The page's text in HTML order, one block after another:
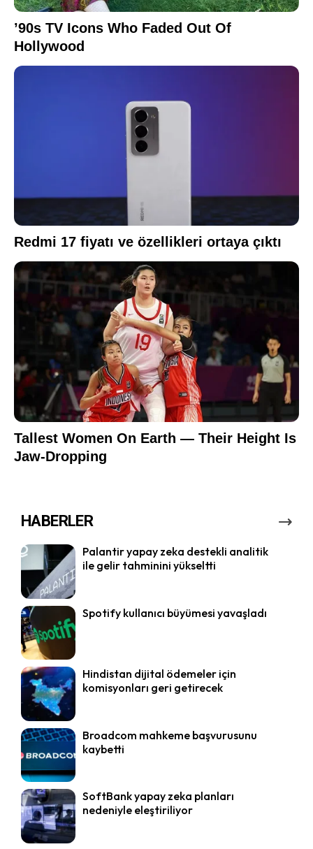
HABERLER
Palantir yapay zeka destekli analitik
ile gelir tahminini yükseltti
Spotify kullanıcı büyümesi yavaşladı
Hindistan dijital ödemeler için
komisyonları geri getirecek
Broadcom mahkeme başvurusunu
kaybetti
SoftBank yapay zeka planları
nedeniyle eleştiriliyor